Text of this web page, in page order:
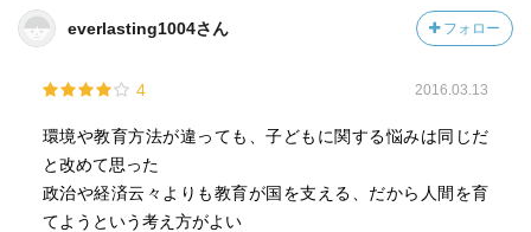
の基本は「平等である＝おちこぼれを作らない」ことらし
い。
徒にとって「目の前のこの人、尊い」以上のきっかけはな
いともいえる。
PISAの高得点で視察者が増え、視察時に「一校の訪問につ
き２００ユーロを学校に支払わなければならなくなった」
everlasting1004さん フォロー
4 2016.03.13
環境や教育方法が違っても、子どもに関する悩みは同じだ
と改めて思った
政治や経済云々よりも教育が国を支える、だから人間を育
てようという考え方がよい